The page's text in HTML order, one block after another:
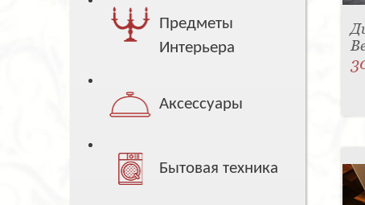
Предметы
Интерьера
Аксессуары
Бытовая техника